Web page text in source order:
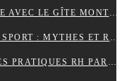
IMMERGEZ-VOUS DANS L’HISTOIRE AVEC LE GÎTE MONT SAINT MICHEL
PERDRE DU POIDS SANS FAIRE DE SPORT : MYTHES ET RÉALITÉS
STIMULER L’INNOVATION DANS LES PRATIQUES RH PAR L’EXTERNALISATION